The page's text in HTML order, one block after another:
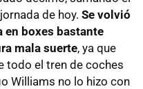
de hoy. Se volvió
en boxes bastante
mala suerte, ya que
todo el tren de coches
Williams no lo hizo con